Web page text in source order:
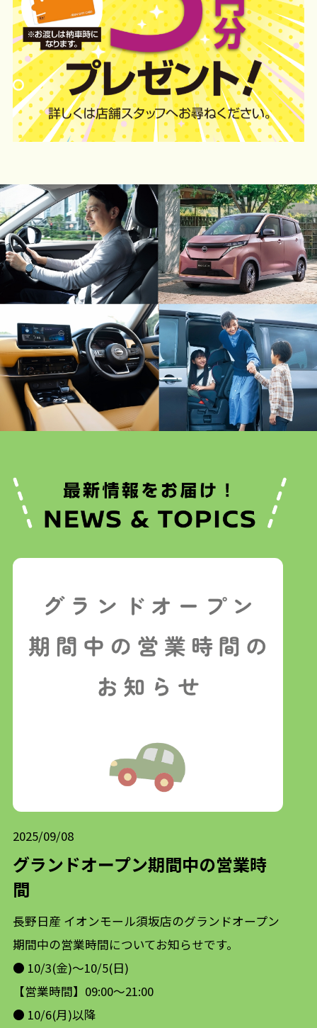
2025/09/08
グランドオープン期間中の営業時
間
長野日産 イオンモール須坂店のグランドオープン
期間中の営業時間についてお知らせです。
● 10/3(金)〜10/5(日)
【営業時間】09:00〜21:00
● 10/6(月)以降